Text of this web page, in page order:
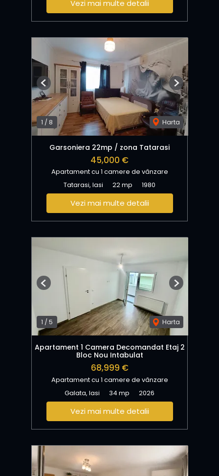
Vezi mai multe detalii
1 /8 Harta
Previous Next
Garsoniera 22mp / zona Tatarasi
45,000 €
Apartament cu 1 camere de vânzare
Tatarasi, Iasi
22 mp 1980
Vezi mai multe detalii
1 / 5 Harta
Previous Next
Apartament 1 Camera Decomandat Etaj 2
Bloc Nou Intabulat
68,999 €
Apartament cu 1 camere de vânzare
Galata, Iasi
34 mp 2026
Vezi mai multe detalii